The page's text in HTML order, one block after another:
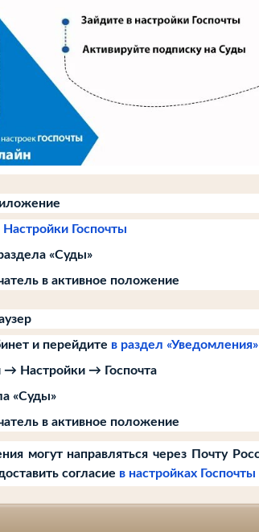
Настройки Госпочты
«Суды»
в активное положение
и перейдите в раздел «Уведомления»
→ Настройки → Госпочта
«Суды»
в активное положение
могут направляться через Почту
согласие в настройках Госпочты